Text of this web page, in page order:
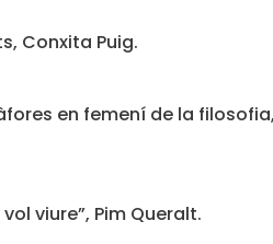
Conxita Puig.
en femení de la
viure”, Pim Queralt.